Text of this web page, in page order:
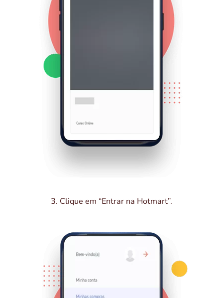
3. Clique em “Entrar na Hotmart”.